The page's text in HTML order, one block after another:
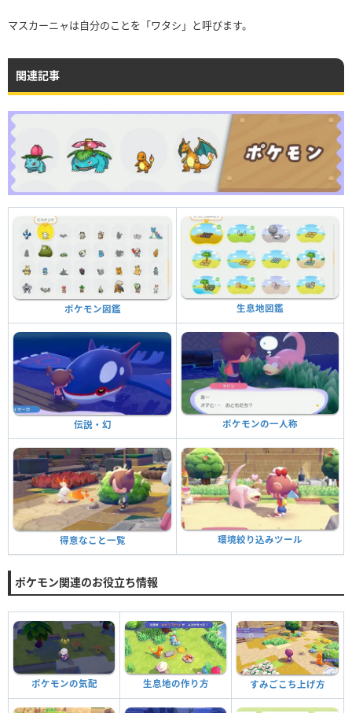
マスカーニャは自分のことを「ワタシ」と呼びます。
関連記事
ポケモン図鑑 生息地図鑑
伝説・幻 ポケモンの一人称
得意なこと一覧 環境絞り込みツール
ポケモン関連のお役立ち情報
ポケモンの気配 生息地の作り方 すみごこち上げ方